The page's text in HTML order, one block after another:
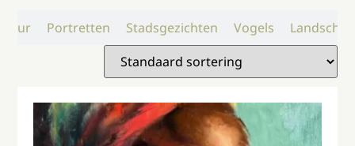
Portretten Stadsgezichten Vogels Landschap